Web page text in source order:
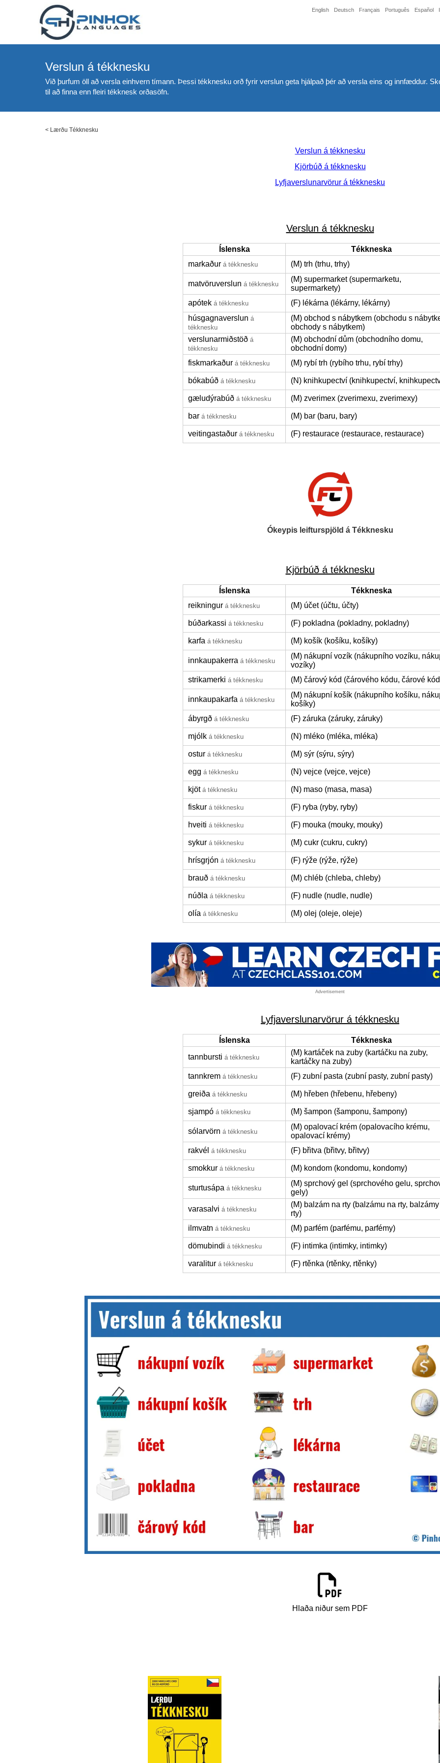
English Deutsch Français Português Español
Verslun á tékknesku
Við þurfum öll að versla einhvern tímann. Þessi tékknesku orð fyrir verslun geta hjálpað þér að versla eins og innfæddur.
til að finna enn fleiri tékknesk orðasöfn.
< Lærðu Tékknesku
Verslun á tékknesku
Kjörbúð á tékknesku
Lyfjaverslunarvörur á tékknesku
Verslun á tékknesku
Íslenska
Tékkneska
markaður á tékknesku (M) trh (trhu, trhy)
matvöruverslun á tékknesku
(M) supermarket (supermarketu,
supermarkety)
apótek á tékknesku
(F) lékárna (lékárny, lékárny)
húsgagnaverslun á
tékknesku
(M) obchod s nábytkem (obchodu s
obchody s nábytkem)
verslunarmiðstöð á
tékknesku
(M) obchodní dům (obchodního domu,
obchodní domy)
fiskmarkaður á tékknesku (M) rybí trh (rybího trhu, rybí trhy)
bókabúð á tékknesku (N) knihkupectví (knihkupectví,
gæludýrabúð á tékknesku (M) zverimex (zverimexu, zverimexy)
bar á tékknesku (M) bar (baru, bary)
veitingastaður á tékknesku (F) restaurace (restaurace, restaurace)
Ókeypis leifturspjöld á Tékknesku
Kjörbúð á tékknesku
Íslenska
Tékkneska
reikningur á tékknesku (M) účet (účtu, účty)
búðarkassi á tékknesku (F) pokladna (pokladny, pokladny)
karfa á tékknesku (M) košík (košíku, košíky)
innkaupakerra á tékknesku
(M) nákupní vozík (nákupního vozíku,
vozíky)
strikamerki á tékknesku (M) čárový kód (čárového kódu, čárové
innkaupakarfa á tékknesku
(M) nákupní košík (nákupního košíku,
košíky)
ábyrgð á tékknesku (F) záruka (záruky, záruky)
mjólk á tékknesku (N) mléko (mléka, mléka)
ostur á tékknesku (M) sýr (sýru, sýry)
egg á tékknesku (N) vejce (vejce, vejce)
kjöt á tékknesku (N) maso (masa, masa)
fiskur á tékknesku (F) ryba (ryby, ryby)
hveiti á tékknesku (F) mouka (mouky, mouky)
sykur á tékknesku (M) cukr (cukru, cukry)
hrísgrjón á tékknesku (F) rýže (rýže, rýže)
brauð á tékknesku (M) chléb (chleba, chleby)
núðla á tékknesku (F) nudle (nudle, nudle)
olía á tékknesku (M) olej (oleje, oleje)
Advertisement
Lyfjaverslunarvörur á tékknesku
Íslenska
Tékkneska
tannbursti á tékknesku
(M) kartáček na zuby (kartáčku na zuby,
kartáčky na zuby)
tannkrem á tékknesku (F) zubní pasta (zubní pasty, zubní pasty)
greiða á tékknesku (M) hřeben (hřebenu, hřebeny)
sjampó á tékknesku (M) šampon (šamponu, šampony)
sólarvörn á tékknesku
(M) opalovací krém (opalovacího krému,
opalovací krémy)
rakvél á tékknesku (F) břitva (břitvy, břitvy)
smokkur á tékknesku (M) kondom (kondomu, kondomy)
sturtusápa á tékknesku
(M) sprchový gel (sprchového gelu,
gely)
varasalvi á tékknesku
(M) balzám na rty (balzámu na rty,
rty)
ilmvatn á tékknesku (M) parfém (parfému, parfémy)
dömubindi á tékknesku (F) intimka (intimky, intimky)
varalitur á tékknesku (F) rtěnka (rtěnky, rtěnky)
Hlaða niður sem PDF